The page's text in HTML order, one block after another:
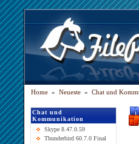
Home » Neueste » Chat und
Chat und
Kommunikation
Skype 8.47.0.59
Thunderbird 60.7.0 Final